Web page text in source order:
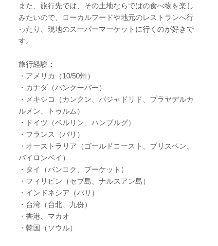
また、旅行先では、その土地ならではの食べ物を楽し
みたいので、ローカルフードや地元のレストランへ行
ったり、現地のスーパーマーケットに行くのが好きで
す。
旅行経験：
・アメリカ（10/50州）
・カナダ（バンクーバー）
・メキシコ（カンクン、バジャドリド、プラヤデルカ
ルメン、トゥルム）
・ドイツ（ベルリン、ハンブルグ）
・フランス（パリ）
・オーストラリア（ゴールドコースト、ブリスベン、
バイロンベイ）
・タイ（バンコク、プーケット）
・フィリピン（セブ島、ナルスアン島）
・インドネシア（バリ）
・台湾（台北、九份）
・香港、マカオ
・韓国（ソウル）